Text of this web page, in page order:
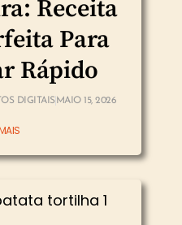
Receita
Para
Rápido
DIGITAIS MAIO 15, 2026